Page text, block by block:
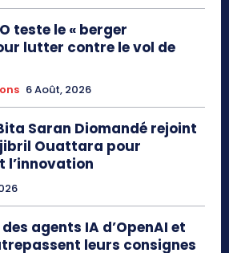
teste le « berger
lutter contre le vol de
6 Août, 2026
Saran Diomandé rejoint
Ouattara pour
l’innovation
agents IA d’OpenAI et
leurs consignes